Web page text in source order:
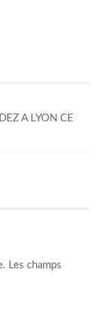
A LYON CE
Les champs